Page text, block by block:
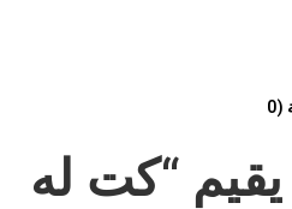
“كت له